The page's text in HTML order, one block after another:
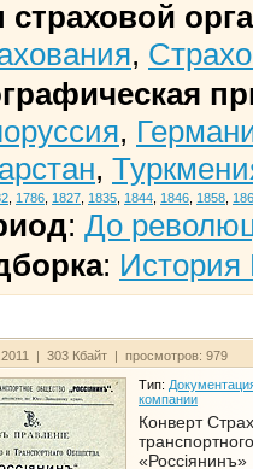
страховой
,
,
,
1786 1827 1835 1844 1846 1858
: До
: История
| 303 Кбайт | просмотров: 979
Тип:
компании
Конверт
«Россiянинъ»